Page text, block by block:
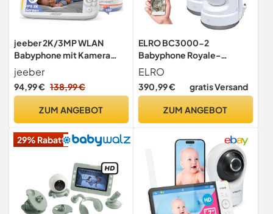
jeeber 2K/3MP WLAN
Babyphone mit Kamera
App, 5-Zoll-IPS Baby
Monitor, 360°
jeeber
94,99 € 138,99 €
ZUM ANGEBOT
ELRO BC3000-2
Babyphone Royale-
Babyfon-mit 12.7 cm
Touchscreen Monitor HD-
und App-Mit extra Kamera,
ELRO
390,99 € gratis Versand
ZUM ANGEBOT
29% Rabatt